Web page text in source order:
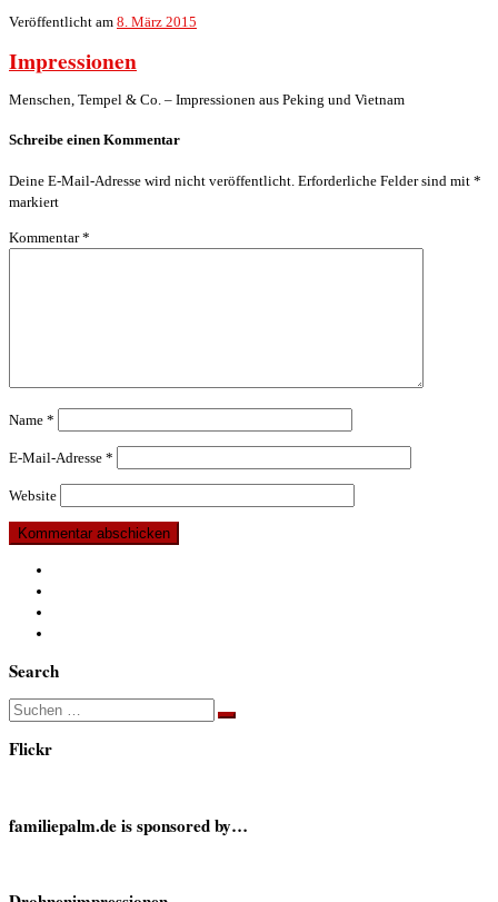
Veröffentlicht am 8. März 2015
Impressionen
Menschen, Tempel & Co. – Impressionen aus Peking und Vietnam
Schreibe einen Kommentar
Deine E-Mail-Adresse wird nicht veröffentlicht. Erforderliche Felder sind mit *
markiert
Kommentar*
Name *
E-Mail-Adresse *
Website
Search
Suche
Suchen …
Flickr
familiepalm.de is sponsored by…